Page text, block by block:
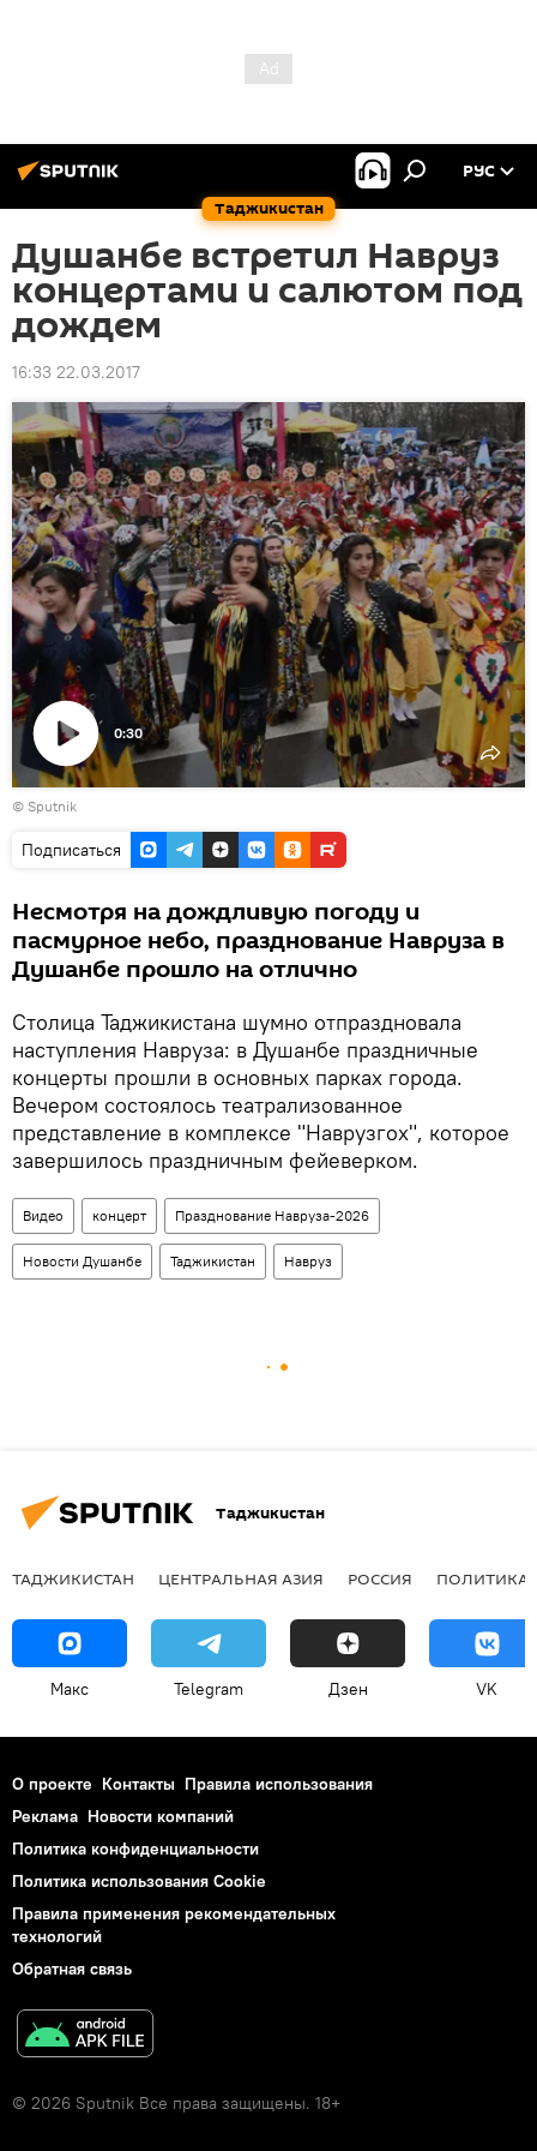
Таджикистан
РУС
Душанбе встретил Навруз
концертами и салютом под
дождем
16:33 22.03.2017
Воспроизвести
видео
0:30
© Sputnik
Подписаться
Несмотря на дождливую погоду и
пасмурное небо, празднование Навруза в
Душанбе прошло на отлично
Столица Таджикистана шумно отпраздновала
наступления Навруза: в Душанбе праздничные
концерты прошли в основных парках города.
Вечером состоялось театрализованное
представление в комплексе "Наврузгох", которое
завершилось праздничным фейеверком.
Видео концерт Празднование Навруза-2026
Новости Душанбе Таджикистан Навруз
Таджикистан
ТАДЖИКИСТАН ЦЕНТРАЛЬНАЯ АЗИЯ РОССИЯ ПОЛИТИКА
Макс Telegram Дзен VK
О проекте Контакты Правила использования
Реклама Новости компаний
Политика конфиденциальности
Политика использования Cookie
Правила применения рекомендательных
технологий
Обратная связь
© 2026 Sputnik Все права защищены. 18+